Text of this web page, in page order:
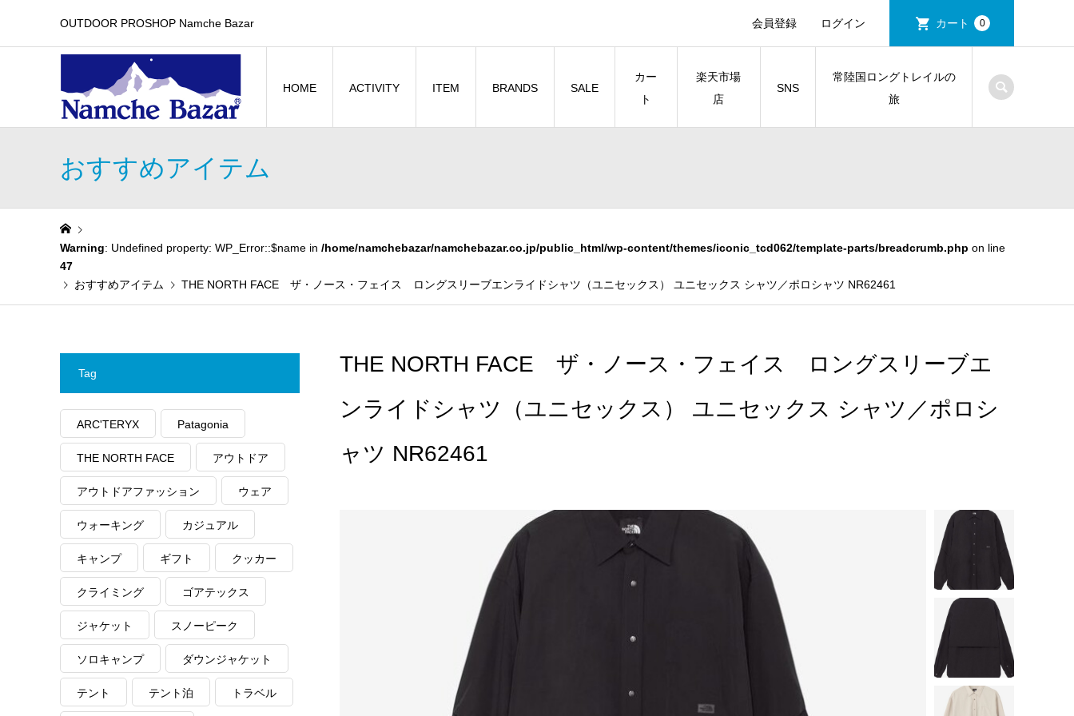
OUTDOOR PROSHOP Namche Bazar 会員登録 ログイン カート 0
HOME ACTIVITY ITEM BRANDS SALE
カー
ト
楽天市場
店
SNS
常陸国ロングトレイルの
旅
おすすめアイテム
Warning: Undefined property: WP_Error::$name in /home/namchebazar/namchebazar.co.jp/public_html/wp-content/themes/iconic_tcd062/template-parts/breadcrumb.php on line
47
おすすめアイテム
THE NORTH FACE ザ・ノース・フェイス ロングスリーブエンライドシャツ（ユニセックス） ユニセックス シャツ／ポロシャツ NR62461
THE NORTH FACE ザ・ノース・フェイス ロングスリーブエ
ンライドシャツ（ユニセックス） ユニセックス シャツ／ポロシ
ャツ NR62461
Tag
ARC'TERYX Patagonia
THE NORTH FACE アウトドア
アウトドアファッション ウェア
ウォーキング カジュアル
キャンプ ギフト クッカー
クライミング ゴアテックス
ジャケット スノーピーク
ソロキャンプ ダウンジャケット
テント テント泊 トラベル